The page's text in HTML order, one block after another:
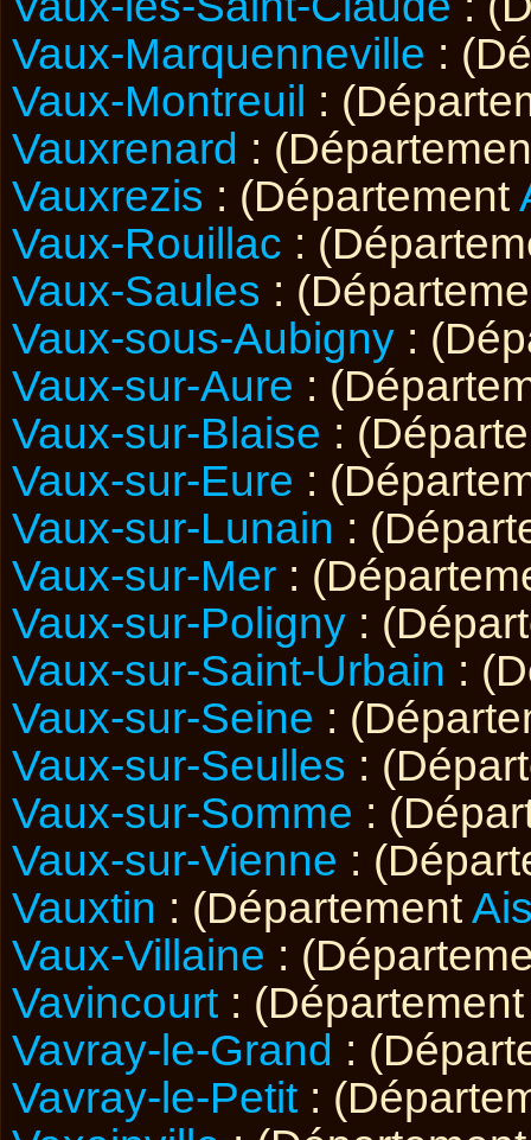
Vaux-Marquenneville :
Vaux-Montreuil :
Vauxrenard :
Vauxrezis : (Département
Vaux-Rouillac :
Vaux-Saules :
Vaux-sous-Aubigny :
Vaux-sur-Aure :
Vaux-sur-Blaise :
Vaux-sur-Eure :
Vaux-sur-Lunain :
Vaux-sur-Mer :
Vaux-sur-Poligny :
Vaux-sur-Saint-Urbain :
Vaux-sur-Seine :
Vaux-sur-Seulles :
Vaux-sur-Somme :
Vaux-sur-Vienne :
Vauxtin : (Département
Vaux-Villaine :
Vavincourt :
Vavray-le-Grand :
Vavray-le-Petit :